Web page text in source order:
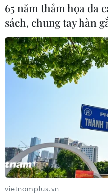
Doanh nghiệp đổ
Đơn vị đổ trộm đất đá,
tư xây dựng đô thị
khu đô thị lấn biển lớn
65 năm thảm họa da
sách, chung tay hàn
vietnamplus.vn